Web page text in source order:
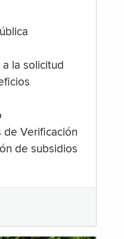
la solicitud
de Verificación
de subsidios